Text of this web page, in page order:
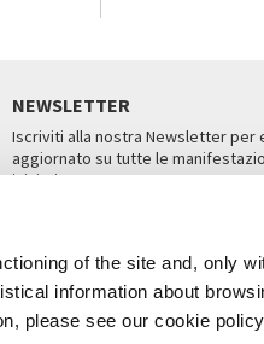
of the site and, only
information about
please see our cookie
NEWSLETTER
Iscriviti alla nostra Newsletter per
aggiornato su tutte le
iniziative.